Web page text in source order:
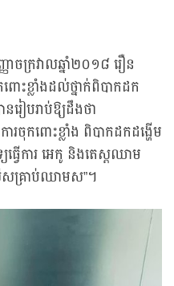
ាចក្រវាលឆ្នាំ២០១៨ រឿន
ះខ្លាំងដល់ថ្នាក់ពិបាកដក
រៀបរាប់ឱ្យដឹងថា
ចុកពោះខ្លាំង ពិបាកដកដង្ហើម
ធើ្វការ អេកូ និងតេស្តឈាម
សគ្រាប់ឈាមស”។